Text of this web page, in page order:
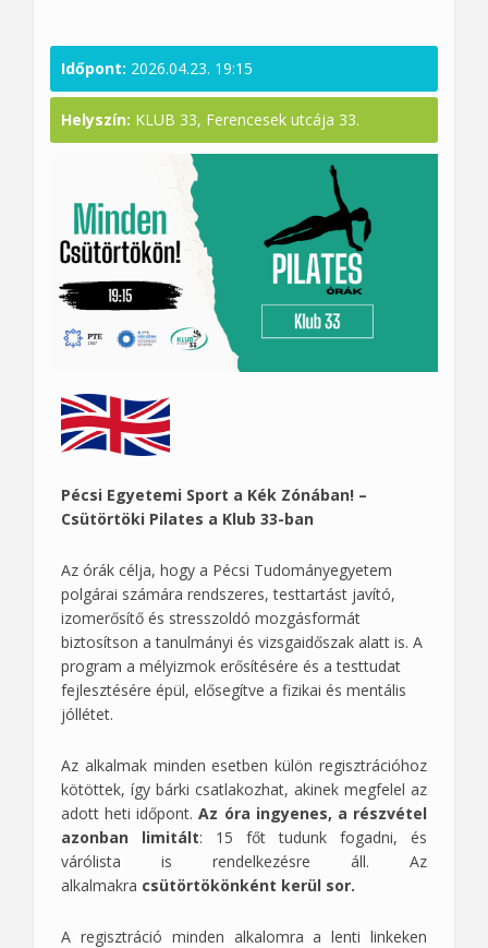
Időpont: 2026.04.23. 19:15
Helyszín: KLUB 33, Ferencesek utcája 33.
Pécsi Egyetemi Sport a Kék Zónában! –
Csütörtöki Pilates a Klub 33-ban
Az órák célja, hogy a Pécsi Tudományegyetem
polgárai számára rendszeres, testtartást javító,
izomerősítő és stresszoldó mozgásformát
biztosítson a tanulmányi és vizsgaidőszak alatt is. A
program a mélyizmok erősítésére és a testtudat
fejlesztésére épül, elősegítve a fizikai és mentális
jóllétet.
Az alkalmak minden esetben külön regisztrációhoz
kötöttek, így bárki csatlakozhat, akinek megfelel az
adott heti időpont.Az óra ingyenes, a részvétel
azonban limitált: 15 főt tudunk fogadni, és
várólista is rendelkezésre áll. Az
alkalmakra csütörtökönként kerül sor.
A regisztráció minden alkalomra a lenti linkeken